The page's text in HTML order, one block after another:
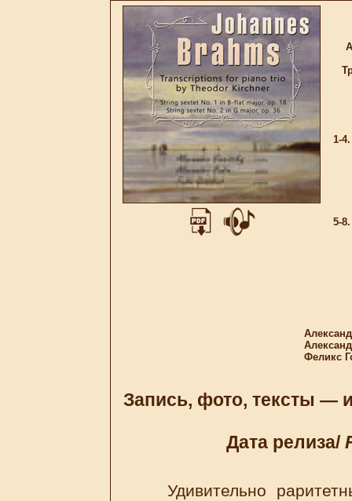
1-
5-
Феликс
Запись, фото, тексты —
Дата релиза/
Удивительно